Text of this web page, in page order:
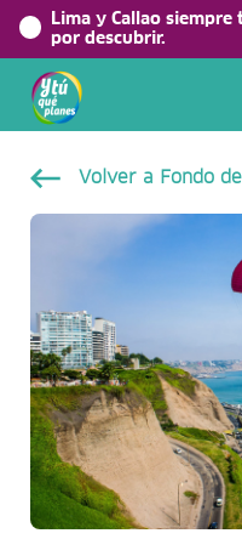
Lima y Callao
por descubrir.
Volver a Fondo